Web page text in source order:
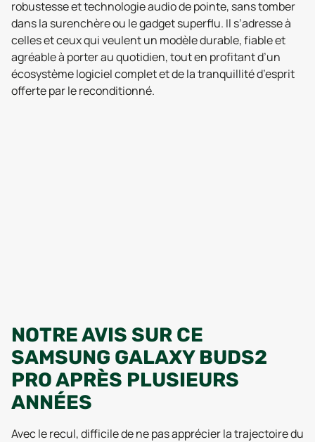
robustesse et technologie audio de pointe, sans tomber
dans la surenchère ou le gadget superflu. Il s’adresse à
celles et ceux qui veulent un modèle durable, fiable et
agréable à porter au quotidien, tout en profitant d’un
écosystème logiciel complet et de la tranquillité d’esprit
offerte par le reconditionné.
NOTRE AVIS SUR CE
SAMSUNG GALAXY BUDS2
PRO APRÈS PLUSIEURS
ANNÉES
Avec le recul, difficile de ne pas apprécier la trajectoire du